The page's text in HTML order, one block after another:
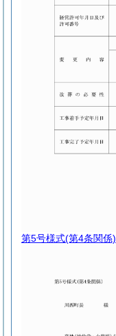
第5号様式(第4条関係)